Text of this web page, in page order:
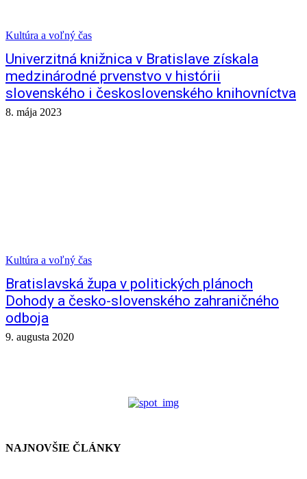
Kultúra a voľný čas
Univerzitná knižnica v Bratislave získala
medzinárodné prvenstvo v histórii
slovenského i československého knihovníctva
8. mája 2023
Kultúra a voľný čas
Bratislavská župa v politických plánoch
Dohody a česko-slovenského zahraničného
odboja
9. augusta 2020
NAJNOVŠIE ČLÁNKY